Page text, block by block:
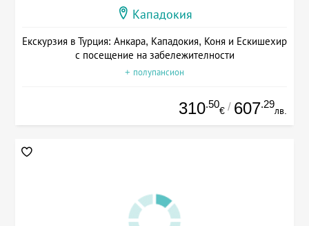
Кападокия
Екскурзия в Турция: Анкара, Кападокия, Коня и Ескишехир
с посещение на забележителности
+ полупансион
310.50
€ / 607.29
лв.